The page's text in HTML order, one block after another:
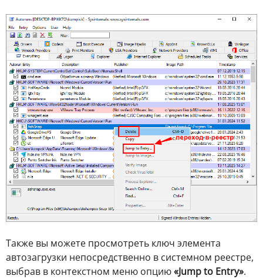
Также вы можете просмотреть ключ элемента
автозагрузки непосредственно в системном реестре,
выбрав в контекстном меню опцию«Jump to Entry».